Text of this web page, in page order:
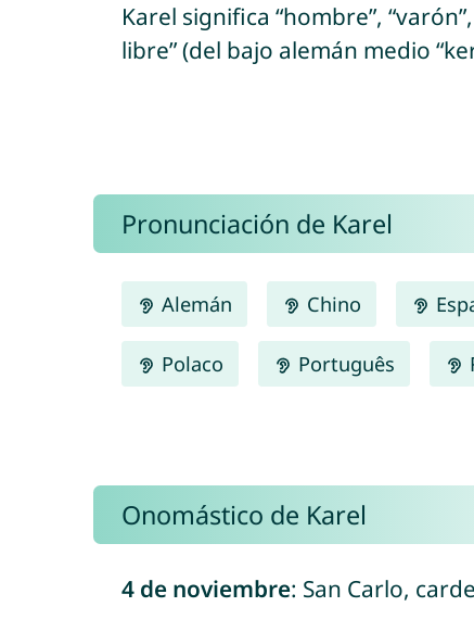
Karel significa “hombre”,
libre” (del bajo alemán medio
Pronunciación de Karel
Alemán Chino
Polaco Português
Onomástico de Karel
4 de noviembre: San Carlo,